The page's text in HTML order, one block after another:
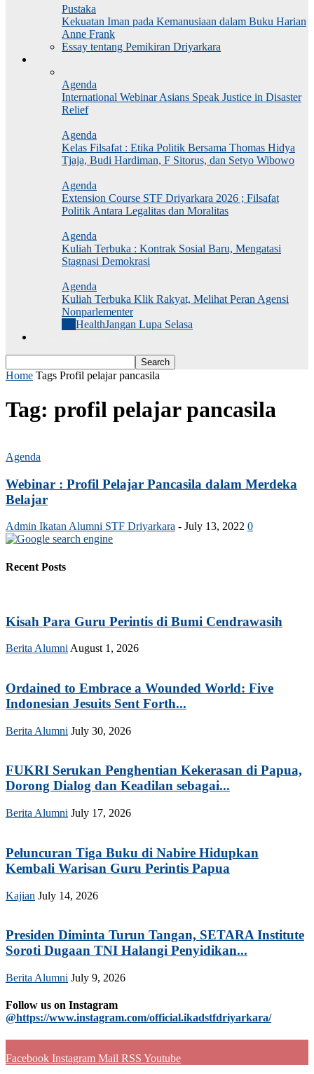
Pustaka
Kekuatan Iman pada Kemanusiaan dalam Buku Harian
Anne Frank
Essay tentang Pemikiran Driyarkara
Agenda
International Webinar Asians Speak Justice in Disaster
Relief
Agenda
Kelas Filsafat : Etika Politik Bersama Thomas Hidya
Tjaja, Budi Hardiman, F Sitorus, dan Setyo Wibowo
Agenda
Extension Course STF Driyarkara 2026 ; Filsafat
Politik Antara Legalitas dan Moralitas
Agenda
Kuliah Terbuka : Kontrak Sosial Baru, Mengatasi
Stagnasi Demokrasi
Agenda
Kuliah Terbuka Klik Rakyat, Melihat Peran Agensi
Nonparlementer
HealthJangan Lupa Selasa
Home Tags Profil pelajar pancasila
Tag: profil pelajar pancasila
Agenda
Webinar : Profil Pelajar Pancasila dalam Merdeka
Belajar
Admin Ikatan Alumni STF Driyarkara - July 13, 2022 0
Recent Posts
Kisah Para Guru Perintis di Bumi Cendrawasih
Berita Alumni August 1, 2026
Ordained to Embrace a Wounded World: Five
Indonesian Jesuits Sent Forth...
Berita Alumni July 30, 2026
FUKRI Serukan Penghentian Kekerasan di Papua,
Dorong Dialog dan Keadilan sebagai...
Berita Alumni July 17, 2026
Peluncuran Tiga Buku di Nabire Hidupkan
Kembali Warisan Guru Perintis Papua
Kajian July 14, 2026
Presiden Diminta Turun Tangan, SETARA Institute
Soroti Dugaan TNI Halangi Penyidikan...
Berita Alumni July 9, 2026
Follow us on Instagram
@https://www.instagram.com/official.ikadstfdriyarkara/
Facebook Instagram Mail RSS Youtube